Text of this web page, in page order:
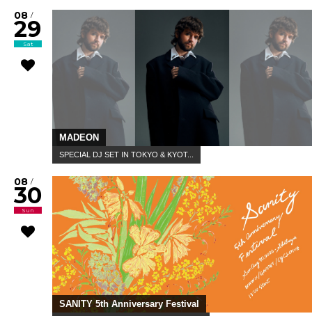
08 /
29
Sat
MADEON
SPECIAL DJ SET IN TOKYO & KYOT...
08 /
30
Sun
SANITY 5th Anniversary Festival